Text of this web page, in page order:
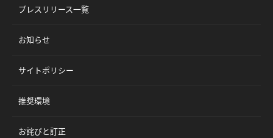
プレスリリース一覧
お知らせ
サイトポリシー
推奨環境
お詫びと訂正